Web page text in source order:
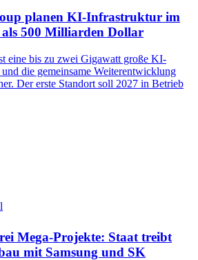
planen KI-Infrastruktur im
500 Milliarden Dollar
eine bis zu zwei Gigawatt große KI-
die gemeinsame Weiterentwicklung
Der erste Standort soll 2027 in Betrieb
Mega-Projekte: Staat treibt
mit Samsung und SK